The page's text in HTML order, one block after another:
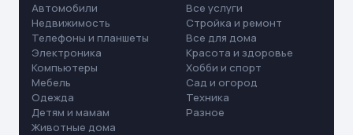
Автомобили
Недвижимость
Телефоны и планшеты
Электроника
Компьютеры
Мебель
Одежда
Детям и мамам
Животные дома
Все услуги
Стройка и ремонт
Все для дома
Красота и здоровье
Хобби и спорт
Сад и огород
Техника
Разное